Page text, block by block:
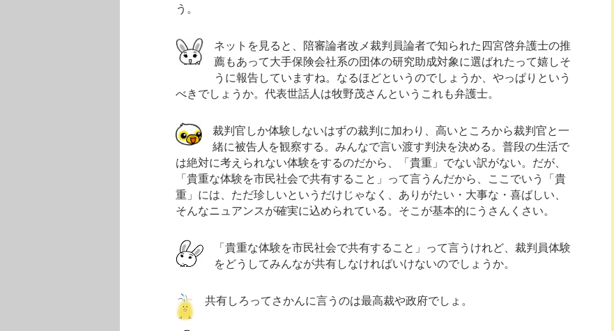
う。
ネットを見ると、陪審論者改メ裁判員論者で知られた四宮啓弁護士の推
薦もあって大手保険会社系の団体の研究助成対象に選ばれたって嬉しそ
うに報告していますね。なるほどというのでしょうか、やっぱりという
べきでしょうか。代表世話人は牧野茂さんというこれも弁護士。
裁判官しか体験しないはずの裁判に加わり、高いところから裁判官と一
緒に被告人を観察する。みんなで言い渡す判決を決める。普段の生活で
は絶対に考えられない体験をするのだから、「貴重」でない訳がない。だが、
「貴重な体験を市民社会で共有すること」って言うんだから、ここでいう「貴
重」には、ただ珍しいというだけじゃなく、ありがたい・大事な・喜ばしい、
そんなニュアンスが確実に込められている。そこが基本的にうさんくさい。
「貴重な体験を市民社会で共有すること」って言うけれど、裁判員体験
をどうしてみんなが共有しなければいけないのでしょうか。
共有しろってさかんに言うのは最高裁や政府でしょ。